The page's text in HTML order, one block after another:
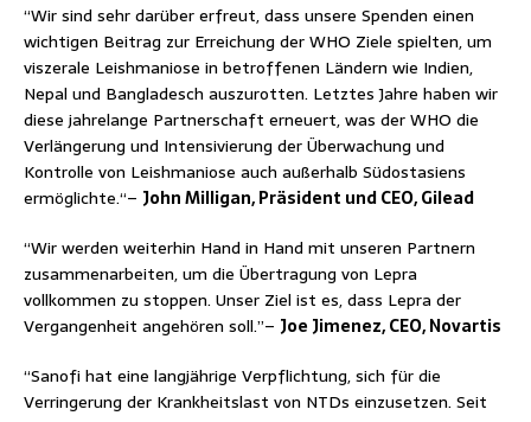
“Wir sind sehr darüber erfreut, dass unsere Spenden einen
wichtigen Beitrag zur Erreichung der WHO Ziele spielten, um
viszerale Leishmaniose in betroffenen Ländern wie Indien,
Nepal und Bangladesch auszurotten. Letztes Jahre haben wir
diese jahrelange Partnerschaft erneuert, was der WHO die
Verlängerung und Intensivierung der Überwachung und
Kontrolle von Leishmaniose auch außerhalb Südostasiens
ermöglichte.“– John Milligan, Präsident und CEO, Gilead
“Wir werden weiterhin Hand in Hand mit unseren Partnern
zusammenarbeiten, um die Übertragung von Lepra
vollkommen zu stoppen. Unser Ziel ist es, dass Lepra der
Vergangenheit angehören soll.”– Joe Jimenez, CEO, Novartis
“Sanofi hat eine langjährige Verpflichtung, sich für die
Verringerung der Krankheitslast von NTDs einzusetzen. Seit